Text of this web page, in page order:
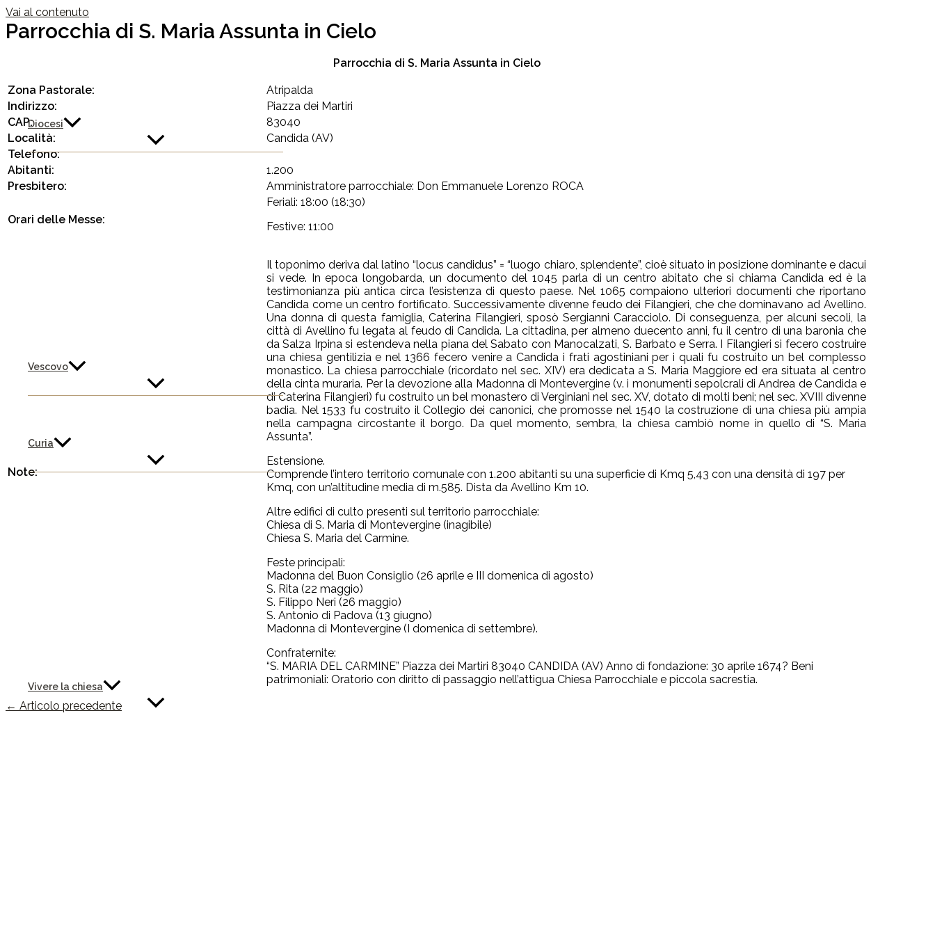
Vai al contenuto
Diocesi
Vescovo
Curia
Vivere la chiesa
Parrocchia di S. Maria Assunta in Cielo
Parrocchia di S. Maria Assunta in Cielo
Zona Pastorale:
Atripalda
Indirizzo:
Piazza dei Martiri
CAP:
83040
Località:
Candida (AV)
Telefono:
Abitanti:
1.200
Presbitero:
Amministratore parrocchiale: Don Emmanuele Lorenzo ROCA
Orari delle Messe:
Feriali: 18:00 (18:30)
Festive: 11:00
Note:
Il toponimo deriva dal latino “locus candidus” = “luogo chiaro, splendente”, cioè situato in posizione dominante e dacui
si vede. In epoca longobarda, un documento del 1045 parla di un centro abitato che si chiama Candida ed è la
testimonianza più antica circa l’esistenza di questo paese. Nel 1065 compaiono ulteriori documenti che riportano
Candida come un centro fortificato. Successivamente divenne feudo dei Filangieri, che che dominavano ad Avellino.
Una donna di questa famiglia, Caterina Filangieri, sposò Sergianni Caracciolo. Di conseguenza, per alcuni secoli, la
città di Avellino fu legata al feudo di Candida. La cittadina, per almeno duecento anni, fu il centro di una baronia che
da Salza Irpina si estendeva nella piana del Sabato con Manocalzati, S. Barbato e Serra. I Filangieri si fecero costruire
una chiesa gentilizia e nel 1366 fecero venire a Candida i frati agostiniani per i quali fu costruito un bel complesso
monastico. La chiesa parrocchiale (ricordato nel sec. XIV) era dedicata a S. Maria Maggiore ed era situata al centro
della cinta muraria. Per la devozione alla Madonna di Montevergine (v. i monumenti sepolcrali di Andrea de Candida e
di Caterina Filangieri) fu costruito un bel monastero di Verginiani nel sec. XV, dotato di molti beni; nel sec. XVIII divenne
badia. Nel 1533 fu costruito il Collegio dei canonici, che promosse nel 1540 la costruzione di una chiesa più ampia
nella campagna circostante il borgo. Da quel momento, sembra, la chiesa cambiò nome in quello di “S. Maria
Assunta”.
Estensione.
Comprende l’intero territorio comunale con 1.200 abitanti su una superficie di Kmq 5,43 con una densità di 197 per
Kmq, con un’altitudine media di m.585. Dista da Avellino Km 10.
Altre edifici di culto presenti sul territorio parrocchiale:
Chiesa di S. Maria di Montevergine (inagibile)
Chiesa S. Maria del Carmine.
Feste principali:
Madonna del Buon Consiglio (26 aprile e III domenica di agosto)
S. Rita (22 maggio)
S. Filippo Neri (26 maggio)
S. Antonio di Padova (13 giugno)
Madonna di Montevergine (I domenica di settembre).
Confraternite:
“S. MARIA DEL CARMINE” Piazza dei Martiri 83040 CANDIDA (AV) Anno di fondazione: 30 aprile 1674? Beni
patrimoniali: Oratorio con diritto di passaggio nell’attigua Chiesa Parrocchiale e piccola sacrestia.
← Articolo precedente